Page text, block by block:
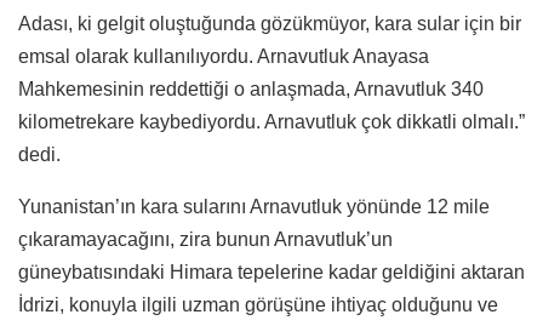
Adası, ki gelgit oluştuğunda gözükmüyor, kara sular için bir
emsal olarak kullanılıyordu. Arnavutluk Anayasa
Mahkemesinin reddettiği o anlaşmada, Arnavutluk 340
kilometrekare kaybediyordu. Arnavutluk çok dikkatli olmalı.”
dedi.
Yunanistan’ın kara sularını Arnavutluk yönünde 12 mile
çıkaramayacağını, zira bunun Arnavutluk’un
güneybatısındaki Himara tepelerine kadar geldiğini aktaran
İdrizi, konuyla ilgili uzman görüşüne ihtiyaç olduğunu ve